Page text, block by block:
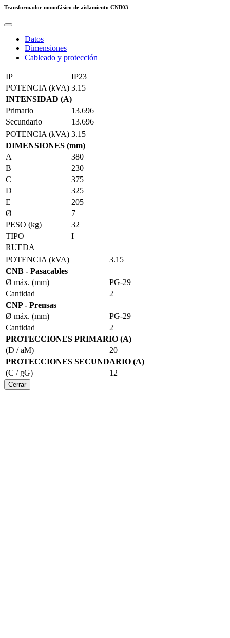
Transformador monofásico de aislamiento CNB03
Datos
Dimensiones
Cableado y protección
IP
IP23
POTENCIA (kVA) 3.15
INTENSIDAD (A)
Primario
13.696
Secundario
13.696
POTENCIA (kVA) 3.15
DIMENSIONES (mm)
A
380
B
230
C
375
D
325
E
205
Ø
7
PESO (kg)
32
TIPO
I
RUEDA
POTENCIA (kVA)
3.15
CNB - Pasacables
Ø máx. (mm)
PG-29
Cantidad
2
CNP - Prensas
Ø máx. (mm)
PG-29
Cantidad
2
PROTECCIONES PRIMARIO (A)
(D / aM)
20
PROTECCIONES SECUNDARIO (A)
(C / gG)
12
Cerrar